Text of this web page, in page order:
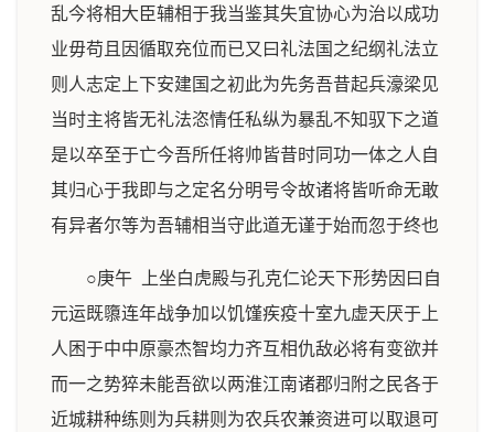
乱今将相大臣辅相于我当鉴其失宜协心为治以成功
业毋苟且因循取充位而已又曰礼法国之纪纲礼法立
则人志定上下安建国之初此为先务吾昔起兵濠梁见
当时主将皆无礼法恣情任私纵为暴乱不知驭下之道
是以卒至于亡今吾所任将帅皆昔时同功一体之人自
其归心于我即与之定名分明号令故诸将皆听命无敢
有异者尔等为吾辅相当守此道无谨于始而忽于终也
○庚午 上坐白虎殿与孔克仁论天下形势因曰自
元运既隳连年战争加以饥馑疾疫十室九虚天厌于上
人困于中中原豪杰智均力齐互相仇敌必将有变欲并
而一之势猝未能吾欲以两淮江南诸郡归附之民各于
近城耕种练则为兵耕则为农兵农兼资进可以取退可